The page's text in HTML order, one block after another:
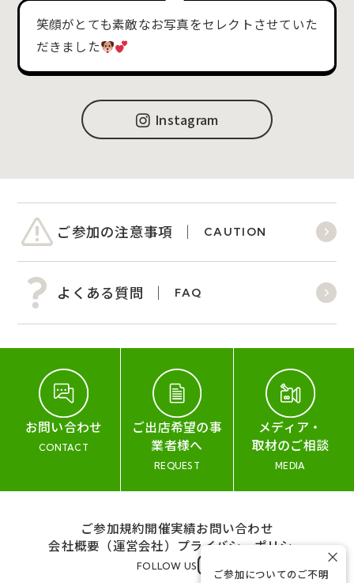
笑顔がとても素敵なお写真をセレクトさせていた
だきました
Instagram
ご参加の注意事項 CAUTION
よくある質問 FAQ
お問い合わせ
CONTACT
ご出店希望の事
業者様へ
REQUEST
メディア・
取材のご相談
MEDIA
ご参加規約開催実績お問い合わせ
会社概要（運営会社） プライバシーポリシー
FOLLOW US
ご参加についてのご不明
×